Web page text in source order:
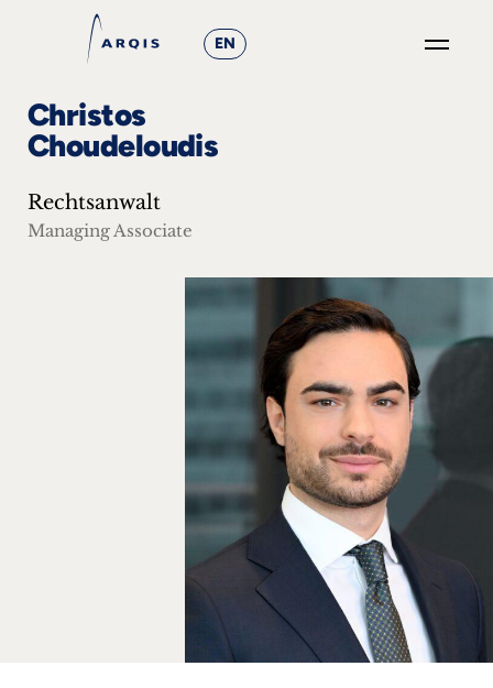
EN
Fokusgruppen
+
Christos
Choudeloudis
Rechtsanwalt
Managing Associate